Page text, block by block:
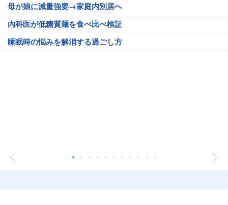
母が娘に減量強要→家庭内別居へ
内科医が低糖質麺を食べ比べ検証
睡眠時の悩みを解消する過ごし方